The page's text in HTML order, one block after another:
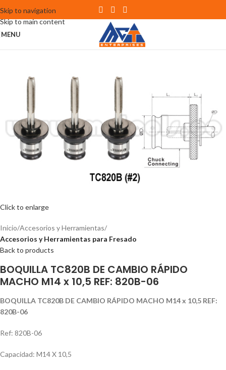
Skip to navigation
Skip to main content
MENU
Click to enlarge
Inicio Accesorios y Herramientas
Accesorios y Herramientas para Fresado
Back to products
BOQUILLA TC820B DE CAMBIO RÁPIDO
MACHO M14 x 10,5 REF: 820B-06
BOQUILLA TC820B DE CAMBIO RÁPIDO MACHO M14 x 10,5 REF:
820B-06
Ref: 820B-06
Capacidad: M14 X 10,5